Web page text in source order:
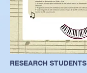
RESEARCH STUDENTS